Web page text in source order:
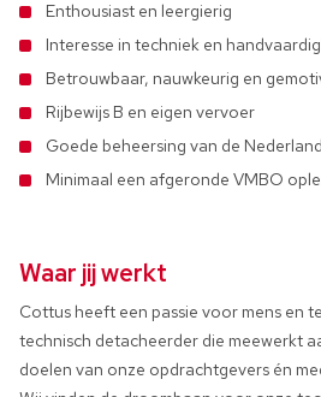
Enthousiast en leergierig
Interesse in techniek en
Betrouwbaar, nauwkeurig en
Rijbewijs B en eigen vervoer
Goede beheersing van de
Minimaal een afgeronde VMBO
Waar jij werkt
Cottus heeft een passie voor mens en
technisch detacheerder die meewerkt
doelen van onze opdrachtgevers én